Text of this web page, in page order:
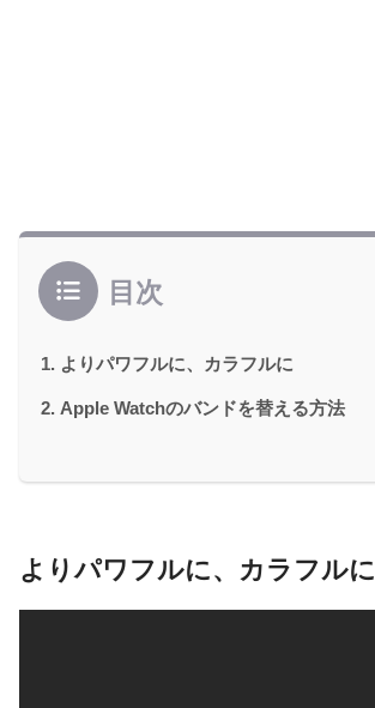
目次
よりパワフルに、カラフルに
Apple Watchのバンドを替える方法
よりパワフルに、カラフルに